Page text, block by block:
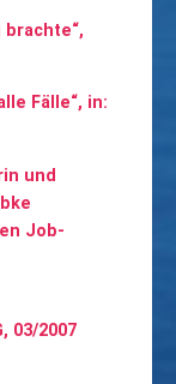
brachte“,
Fälle“, in:
und
Job-
03/2007